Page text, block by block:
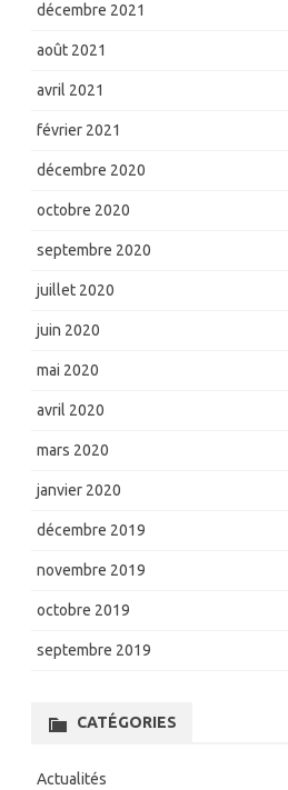
décembre 2021
août 2021
avril 2021
février 2021
décembre 2020
octobre 2020
septembre 2020
juillet 2020
juin 2020
mai 2020
avril 2020
mars 2020
janvier 2020
décembre 2019
novembre 2019
octobre 2019
septembre 2019
CATÉGORIES
Actualités